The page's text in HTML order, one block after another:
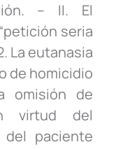
– II. El
seria
La eutanasia
de homicidio
omisión de
virtud del
del paciente